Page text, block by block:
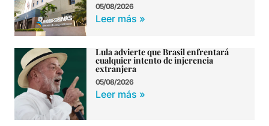
05/08/2026
Leer más »
Lula advierte que Brasil enfrentará
cualquier intento de injerencia
extranjera
05/08/2026
Leer más »